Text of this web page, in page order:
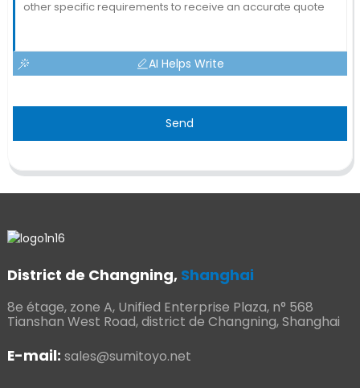
AI Helps Write
Send
District de Changning, Shanghai
8e étage, zone A, Unified Enterprise Plaza, n° 568
Tianshan West Road, district de Changning, Shanghai
E-mail: sales@sumitoyo.net